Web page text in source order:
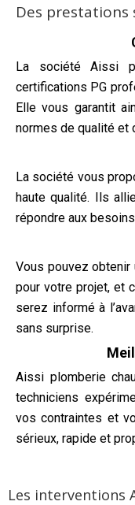
Des prestations
La société Aissi
certifications PG
Elle vous garantit
normes de qualité et
La société vous
haute qualité. Ils
répondre aux
Vous pouvez
pour votre projet, et
serez informé à
sans surprise.
Aissi plomberie
techniciens
vos contraintes et
sérieux, rapide et
Les interventions